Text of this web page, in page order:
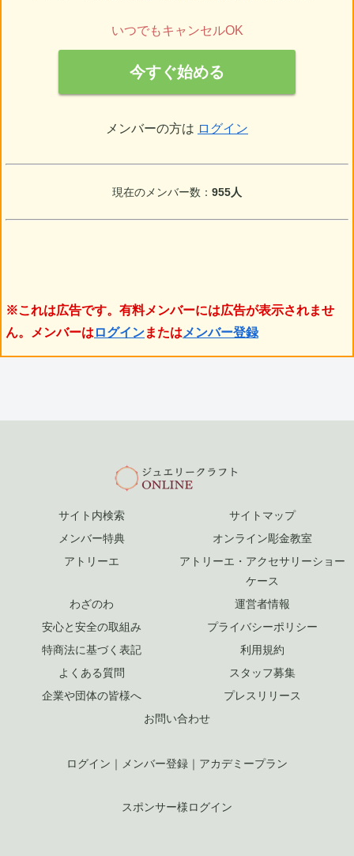
いつでもキャンセルOK
今すぐ始める
メンバーの方は ログイン
現在のメンバー数： 955人
※これは広告です。有料メンバーには広告が表示されませ
ん。メンバーは ログインまたは メンバー登録
サイト内検索
サイトマップ
メンバー特典
オンライン彫金教室
アトリーエ
アトリーエ・アクセサリーショー
ケース
わざのわ
運営者情報
安心と安全の取組み
プライバシーポリシー
特商法に基づく表記
利用規約
よくある質問
スタッフ募集
企業や団体の皆様へ
プレスリリース
お問い合わせ
ログイン ｜ メンバー登録 ｜ アカデミープラン
スポンサー様ログイン